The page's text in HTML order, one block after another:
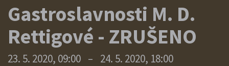
Gastroslavnosti M. D.
Rettigové - ZRUŠENO
23. 5. 2020, 09:00 – 24. 5. 2020, 18:00